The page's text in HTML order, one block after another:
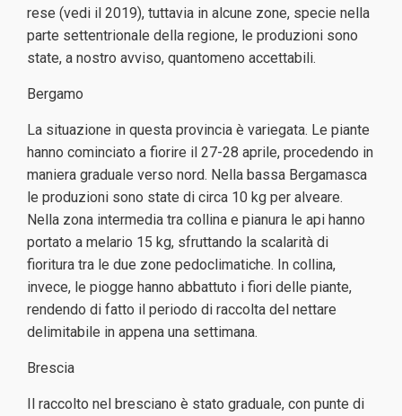
rese (vedi il 2019), tuttavia in alcune zone, specie nella
parte settentrionale della regione, le produzioni sono
state, a nostro avviso, quantomeno accettabili.
Bergamo
La situazione in questa provincia è variegata. Le piante
hanno cominciato a fiorire il 27-28 aprile, procedendo in
maniera graduale verso nord. Nella bassa Bergamasca
le produzioni sono state di circa 10 kg per alveare.
Nella zona intermedia tra collina e pianura le api hanno
portato a melario 15 kg, sfruttando la scalarità di
fioritura tra le due zone pedoclimatiche. In collina,
invece, le piogge hanno abbattuto i fiori delle piante,
rendendo di fatto il periodo di raccolta del nettare
delimitabile in appena una settimana.
Brescia
Il raccolto nel bresciano è stato graduale, con punte di